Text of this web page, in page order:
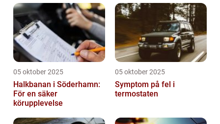
05 oktober 2025
Halkbanan i Söderhamn:
För en säker
körupplevelse
05 oktober 2025
Symptom på fel i
termostaten